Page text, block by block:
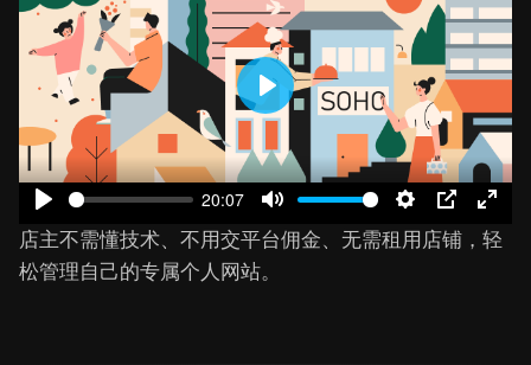
Play
20:07
Mute Settings
PIP
Enter
Play
店主不需懂技术、不用交平台佣金、无需租用店铺，轻
松管理自己的专属个人网站。